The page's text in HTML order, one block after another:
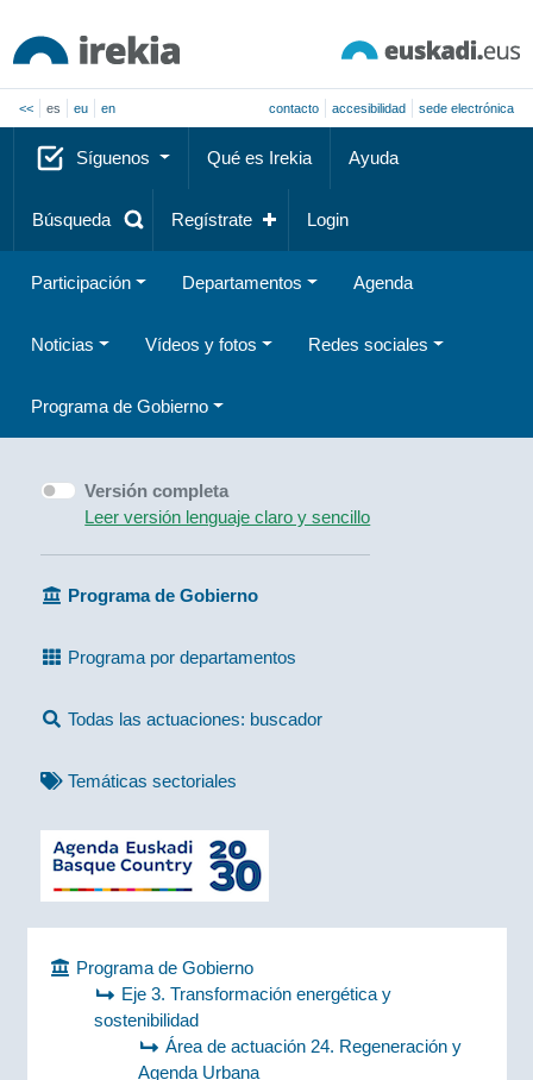
<< es eu en contacto accesibilidad sede electrónica
Síguenos Qué es Irekia Ayuda
Búsqueda Regístrate Login
Participación Departamentos Agenda
Noticias Vídeos y fotos Redes sociales
Programa de Gobierno
Versión completa
Leer versión lenguaje claro y sencillo
Programa de Gobierno
Programa por departamentos
Todas las actuaciones: buscador
Temáticas sectoriales
Programa de Gobierno
Eje 3. Transformación energética y
sostenibilidad
Área de actuación 24. Regeneración y
Agenda Urbana